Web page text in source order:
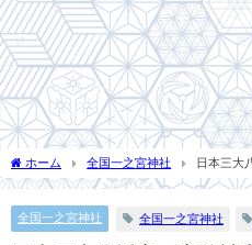
ホーム 全国一之宮神社
日本三大
ワースポット【大分県一之宮】
全国一之宮神社 全国一之宮神社